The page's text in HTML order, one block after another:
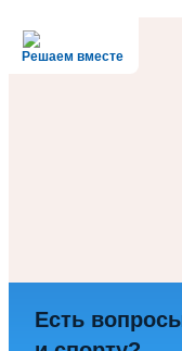
Решаем вместе
Есть